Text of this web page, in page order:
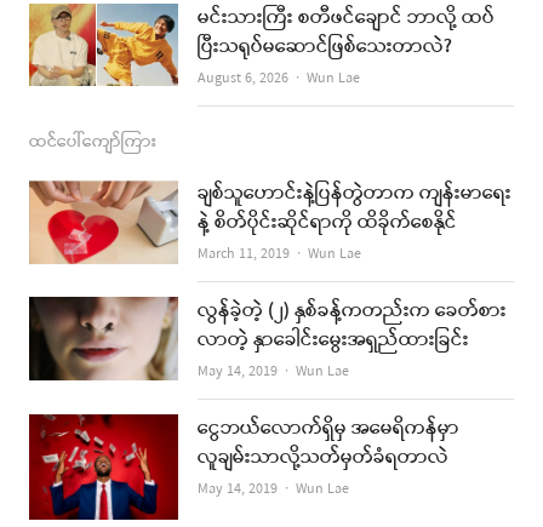
မင်းသားကြီး စတီဖင်ချောင် ဘာလို့ ထပ်
ပြီးသရုပ်မဆောင်ဖြစ်သေးတာလဲ?
August 6, 2026 Author
Wun Lae
ထင်ပေါ်ကျော်ကြား
ချစ်သူဟောင်းနဲ့ပြန်တွဲတာက ကျန်းမာရေး
နဲ့ စိတ်ပိုင်းဆိုင်ရာကို ထိခိုက်စေနိုင်
March 11, 2019 Author
Wun Lae
လွန်ခဲ့တဲ့ (၂) နှစ်ခန့်ကတည်းက ခေတ်စား
လာတဲ့ နှာခေါင်းမွေးအရှည်ထားခြင်း
May 14, 2019 Author
Wun Lae
ငွေဘယ်လောက်ရှိမှ အမေရိကန်မှာ
လူချမ်းသာလို့သတ်မှတ်ခံရတာလဲ
May 14, 2019 Author
Wun Lae